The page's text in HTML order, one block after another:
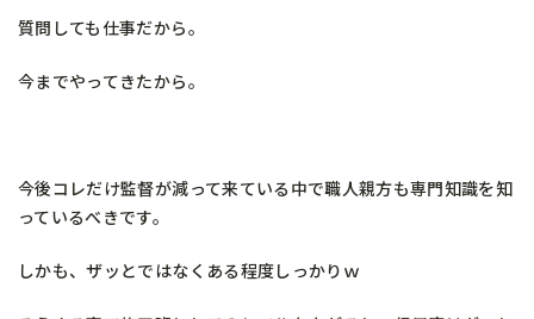
質問しても仕事だから。
今までやってきたから。
今後コレだけ監督が減って来ている中で職人親方も専門知識を知
っているべきです。
しかも、ザッとではなくある程度しっかりｗ